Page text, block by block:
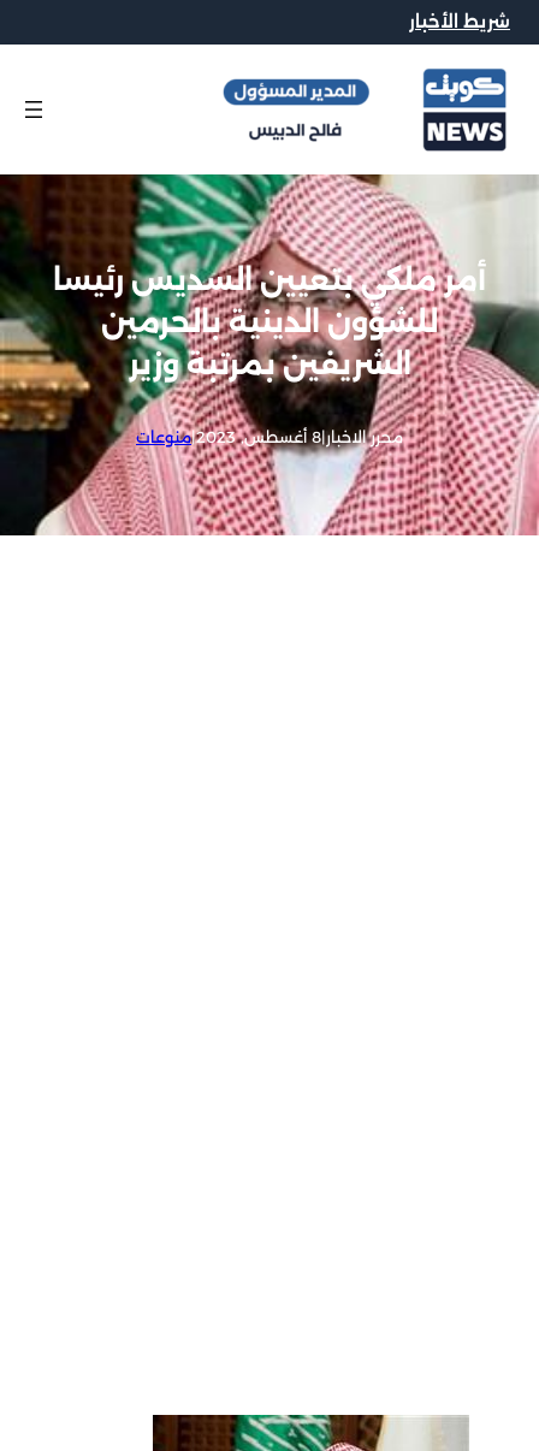
شريط الأخبار
أمر ملكي بتعيين السديس رئيسا
للشؤون الدينية بالحرمين
الشريفين بمرتبة وزير
محرر الاخبار|8 أغسطس, 2023 |منوعات